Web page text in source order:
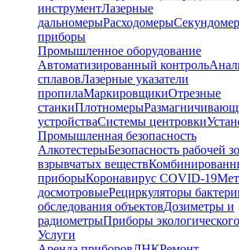
инструментЛазерные
дальномерыРасходомеры
приборы
Промышленное оборудование
Автоматизированный контроль
сплавовЛазерные указатели
пропилаМаркировщикиОтрезные
станкиПлотномеры
устройстваСистемы центровки
Промышленная безопасность
АлкотестерыБезопасность рабочей
взрывчатых веществ
приборыКоронавирус COVID-19
досмотровыеРециркуляторы
обследования объектовДозиметры и
радиометрыПриборы
Услуги